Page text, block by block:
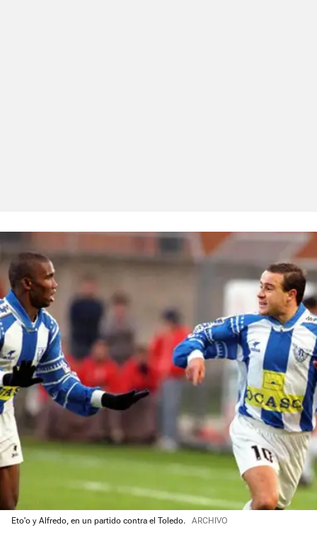
Eto'o y Alfredo, en un partido contra el Toledo. ARCHIVO